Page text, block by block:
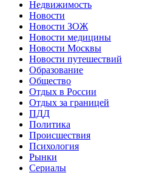
Недвижимость
Новости
Новости ЗОЖ
Новости медицины
Новости Москвы
Новости путешествий
Образование
Общество
Отдых в России
Отдых за границей
ПДД
Политика
Происшествия
Психология
Рынки
Сериалы